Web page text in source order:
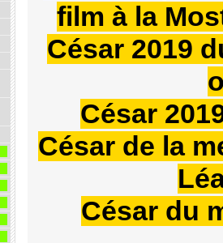
film à la
César 2019
César
César de la
César du